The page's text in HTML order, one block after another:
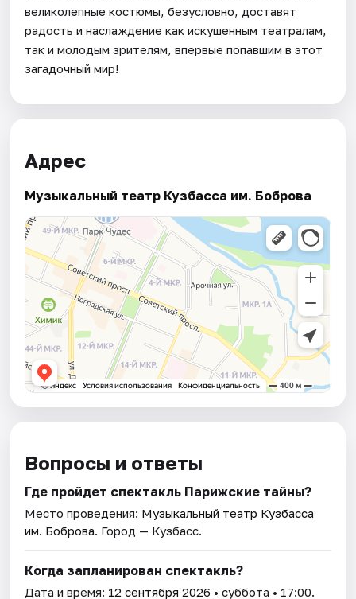
великолепные костюмы, безусловно, доставят
радость и наслаждение как искушенным театралам,
так и молодым зрителям, впервые попавшим в этот
загадочный мир!
Адрес
Музыкальный театр Кузбасса им. Боброва
Вопросы и ответы
Где пройдет спектакль Парижские тайны?
Место проведения: Музыкальный театр Кузбасса
им. Боброва. Город — Кузбасс.
Когда запланирован спектакль?
Дата и время: 12 сентября 2026 • суббота • 17:00.